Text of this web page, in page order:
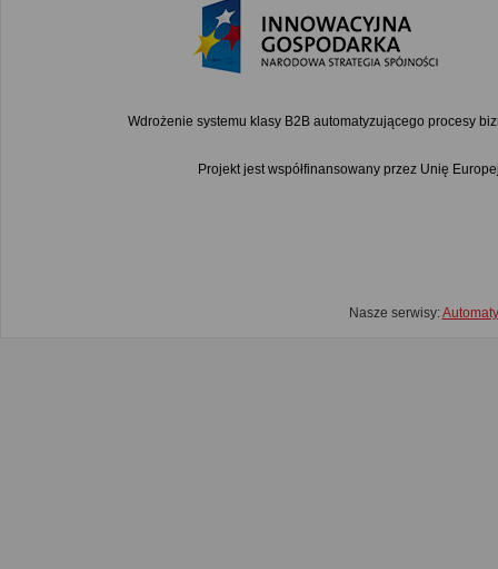
Wdrożenie systemu klasy B2B automatyzującego procesy
Projekt jest współfinansowany przez Unię
Nasze serwisy: